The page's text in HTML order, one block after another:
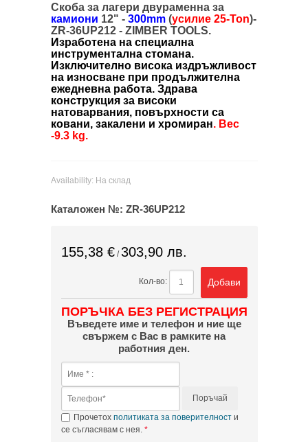
Скоба за лагери двураменна за
камиони 12" - 300mm(усилие 25-Ton)-
ZR-36UP212 - ZIMBER TOOLS.
Изработена на специална
инструментална стомана.
Изключително висока издръжливост
на износване при продължителна
ежедневна работа. Здрава
конструкция за високи
натоварвания, повърхности са
ковани, закалени и хромиран. Вес
-9.3 kg.
Availability: На склад
Каталожен №: ZR-36UP212
155,38 €/ 303,90 лв.
Кол-во: Добави
ПОРЪЧКА БЕЗ РЕГИСТРАЦИЯ
Въведете име и телефон и ние ще
свържем с Вас в рамките на
работния ден.
Поръчай
Прочетох политиката за поверителности
се съгласявам с нея.